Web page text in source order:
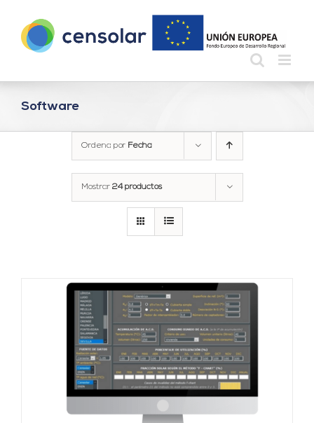
contenido
Software
Ordena por Fecha
Mostrar 24 productos